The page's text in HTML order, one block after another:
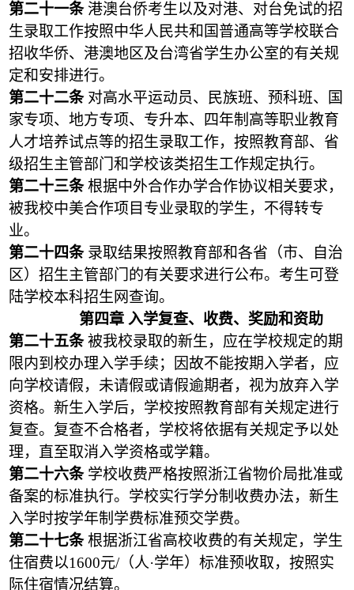
第二十一条港澳台侨考生以及对港、对台免试的招
生录取工作按照中华人民共和国普通高等学校联合
招收华侨、港澳地区及台湾省学生办公室的有关规
定和安排进行。
第二十二条对高水平运动员、民族班、预科班、国
家专项、地方专项、专升本、四年制高等职业教育
人才培养试点等的招生录取工作，按照教育部、省
级招生主管部门和学校该类招生工作规定执行。
第二十三条根据中外合作办学合作协议相关要求，
被我校中美合作项目专业录取的学生，不得转专
业。
第二十四条 录取结果按照教育部和各省（市、自治
区）招生主管部门的有关要求进行公布。考生可登
陆学校本科招生网查询。
第四章 入学复查、收费、奖励和资助
第二十五条被我校录取的新生，应在学校规定的期
限内到校办理入学手续；因故不能按期入学者，应
向学校请假，未请假或请假逾期者，视为放弃入学
资格。新生入学后，学校按照教育部有关规定进行
复查。复查不合格者，学校将依据有关规定予以处
理，直至取消入学资格或学籍。
第二十六条 学校收费严格按照浙江省物价局批准或
备案的标准执行。学校实行学分制收费办法，新生
入学时按学年制学费标准预交学费。
第二十七条根据浙江省高校收费的有关规定，学生
住宿费以1600元/（人·学年）标准预收取，按照实
际住宿情况结算。